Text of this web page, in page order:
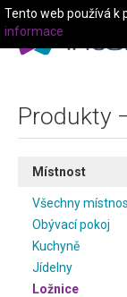
Produkty
Místnost
Všechny
Obývací pokoj
Kuchyně
Jídelny
Ložnice
Tento web používá k
informace